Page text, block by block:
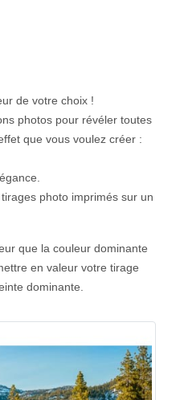
de votre choix !
photos pour révéler toutes
que vous voulez créer :
photo imprimés sur un
que la couleur dominante
en valeur votre tirage
dominante.